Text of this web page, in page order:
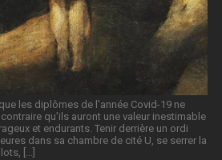
les diplômes de l’année Covid-19 ne
qu’ils auront une valeur inestimable
et endurants. Tenir derrière un ordi
dans sa chambre de cité U, se serrer la
[…]